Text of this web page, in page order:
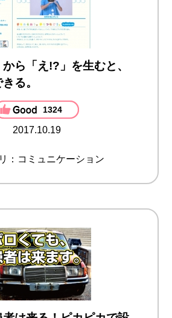
から「え!?」を生むと、
る。
1324
2017.10.19
：コミュニケーション